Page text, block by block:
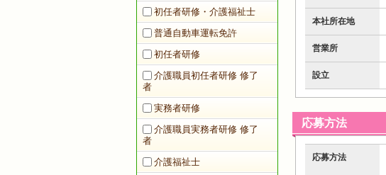
初任者研修・介護福祉士
普通自動車運転免許
初任者研修
介護職員初任者研修 修了
者
実務者研修
介護職員実務者研修 修了
者
介護福祉士
本社所在地
営業所
設立
応募方法
応募方法